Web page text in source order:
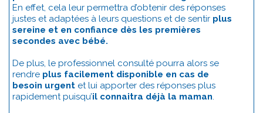
En effet, cela leur permettra d’obtenir des réponses
justes et adaptées à leurs questions et de sentir plus
sereine et en confiance dès les premières
secondes avec bébé.
De plus, le professionnel consulté pourra alors se
rendre plus facilement disponible en cas de
besoin urgent et lui apporter des réponses plus
rapidement puisqu’il connaitra déjà la maman.